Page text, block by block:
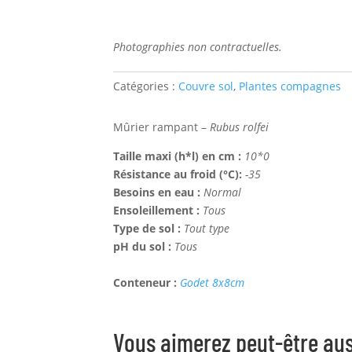
Photographies non contractuelles.
Catégories : Couvre sol, Plantes compagnes
Mûrier rampant – Rubus rolfei
Taille maxi (h*l) en cm : 10*0
Résistance au froid (°C):-35
Besoins en eau : Normal
Ensoleillement : Tous
Type de sol : Tout type
pH du sol : Tous
Conteneur : Godet 8x8cm
Vous aimerez peut-être